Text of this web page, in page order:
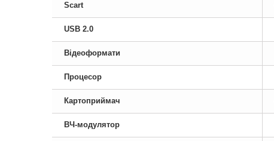
Scart
USB 2.0
Відеоформати
Процесор
Картоприймач
ВЧ-модулятор